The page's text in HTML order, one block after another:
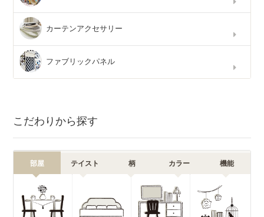
カーテンアクセサリー
ファブリックパネル
こだわりから探す
部屋 テイスト 柄 カラー 機能